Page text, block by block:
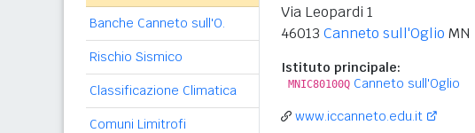
Banche Canneto sull'O.
Rischio Sismico
Classificazione Climatica
Comuni Limitrofi
Via Leopardi 1
46013 Canneto sull'Oglio MN
Istituto principale:
MNIC80100Q Canneto sull'Oglio
www.iccanneto.edu.it